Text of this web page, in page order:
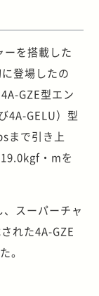
ーを搭載した
登場したの
GZE型エン
4A-GELU）型
まで引き上
・mを
スーパーチャ
れた4A-GZE
。